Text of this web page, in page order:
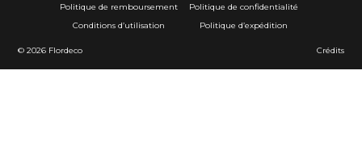
Politique de remboursement
Politique de confidentialité
Conditions d’utilisation
Politique d’expédition
© 2026 Flordeco Crédits